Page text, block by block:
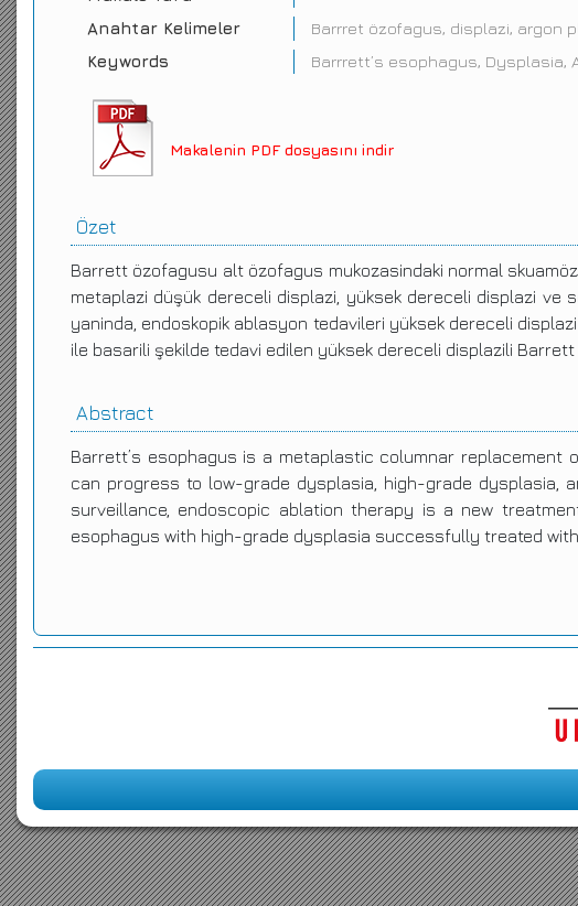
Anahtar Kelimeler
Barrret özofagus, displazi, argon
Keywords
Barrrett’s esophagus, Dysplasia,
Makalenin PDF dosyasını indir
Özet
Barrett özofagusu alt özofagus mukozasindaki normal
metaplazi düşük dereceli displazi, yüksek dereceli displazi ve
yaninda, endoskopik ablasyon tedavileri yüksek dereceli
ile basarili şekilde tedavi edilen yüksek dereceli displazili
Abstract
Barrett’s esophagus is a metaplastic columnar
can progress to low-grade dysplasia, high-grade dysplasia,
surveillance, endoscopic ablation therapy is a new
esophagus with high-grade dysplasia successfully treated